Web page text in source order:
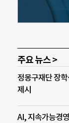
주요 뉴스 >
정몽구재단 장
제시
AI, 지속가능경